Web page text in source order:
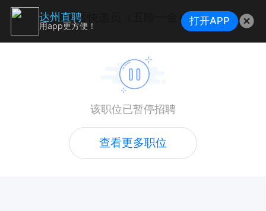
通川区快递员（五险一金+法定节假日三薪+车补）
该职位已暂停招聘
查看更多职位
达州直聘
用app更方便！ 打开APP